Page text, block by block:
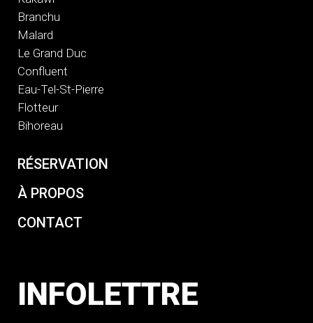
Branchu
Malard
Le Grand Duc
Confluent
Eau-Tel-St-Pierre
Flotteur
Bihoreau
RÉSERVATION
À PROPOS
CONTACT
INFOLETTRE